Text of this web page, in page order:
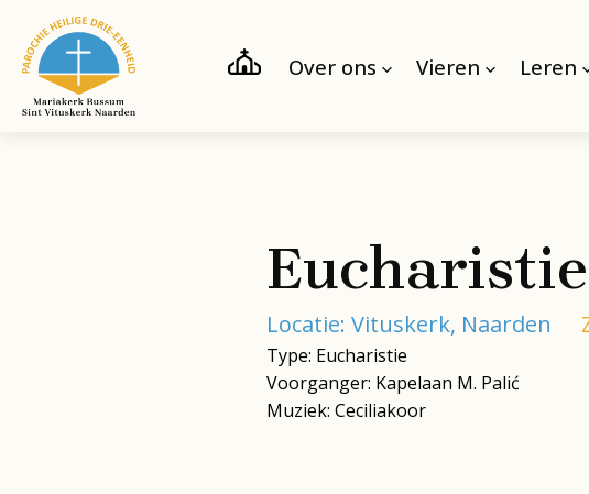
Over ons Vieren Leren
Eucharistie
Locatie: Vituskerk, Naarden
Type: Eucharistie
Voorganger: Kapelaan M. Palić
Muziek: Ceciliakoor